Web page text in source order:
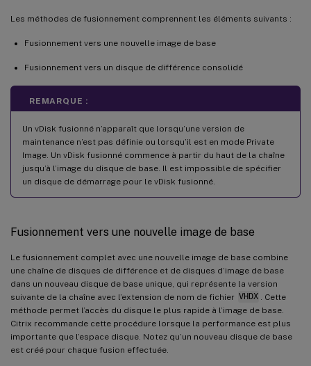
Les méthodes de fusionnement comprennent les éléments suivants :
Fusionnement vers une nouvelle image de base
Fusionnement vers un disque de différence consolidé
REMARQUE :
Un vDisk fusionné n’apparaît que lorsqu’une version de
maintenance n’est pas définie ou lorsqu’il est en mode Private
Image. Un vDisk fusionné commence à partir du haut de la chaîne
jusqu’à l’image du disque de base. Il est impossible de spécifier
un disque de démarrage pour le vDisk fusionné.
Fusionnement vers une nouvelle image de base
Le fusionnement complet avec une nouvelle image de base combine
une chaîne de disques de différence et de disques d’image de base
dans un nouveau disque de base unique, qui représente la version
suivante de la chaîne avec l’extension de nom de fichier VHDX
. Cette
méthode permet l’accès du disque le plus rapide à l’image de base.
Citrix recommande cette procédure lorsque la performance est plus
importante que l’espace disque. Notez qu’un nouveau disque de base
est créé pour chaque fusion effectuée.